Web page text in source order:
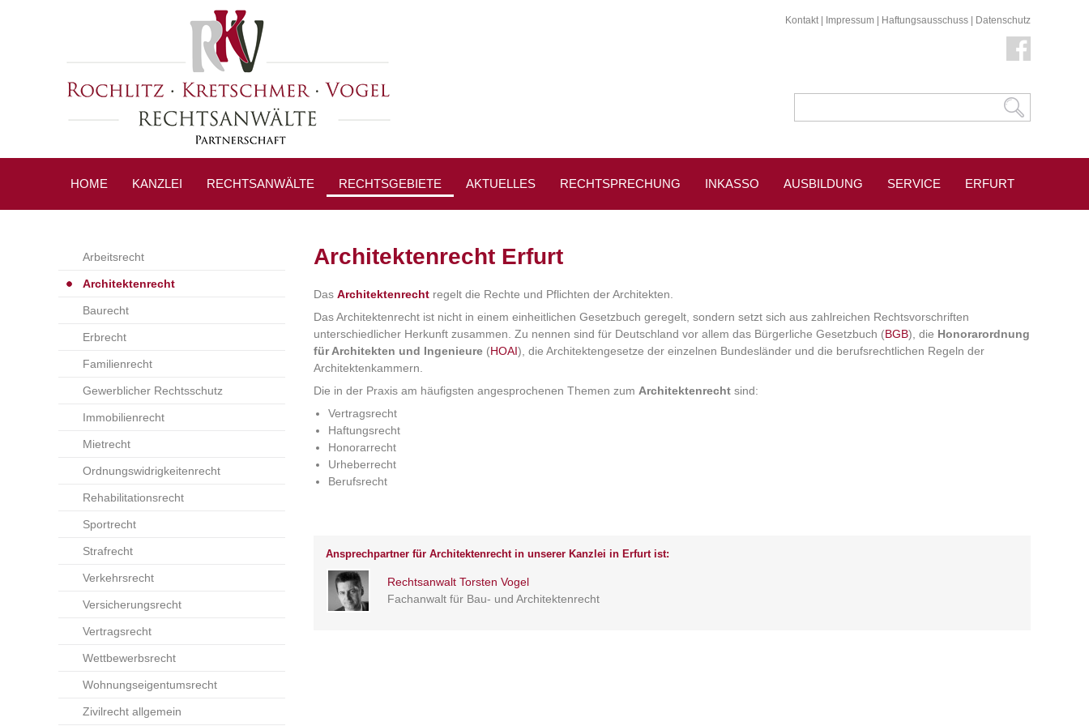
Kontakt| Impressum Haftungsausschuss Datenschutz
HOME KANZLEI RECHTSANWÄLTE RECHTSGEBIETE AKTUELLES RECHTSPRECHUNG INKASSO AUSBILDUNG SERVICE ERFURT
Arbeitsrecht
Architektenrecht
Baurecht
Erbrecht
Familienrecht
Gewerblicher Rechtsschutz
Immobilienrecht
Mietrecht
Ordnungswidrigkeitenrecht
Rehabilitationsrecht
Sportrecht
Strafrecht
Verkehrsrecht
Versicherungsrecht
Vertragsrecht
Wettbewerbsrecht
Wohnungseigentumsrecht
Zivilrecht allgemein
Architektenrecht Erfurt
Das Architektenrecht regelt die Rechte und Pflichten der Architekten.
Das Architektenrecht ist nicht in einem einheitlichen Gesetzbuch geregelt, sondern setzt sich aus zahlreichen Rechtsvorschriften
unterschiedlicher Herkunft zusammen. Zu nennen sind für Deutschland vor allem das Bürgerliche Gesetzbuch (BGB), die Honorarordnung
für Architekten und Ingenieure (HOAI), die Architektengesetze der einzelnen Bundesländer und die berufsrechtlichen Regeln der
Architektenkammern.
Die in der Praxis am häufigsten angesprochenen Themen zum Architektenrecht sind:
Vertragsrecht
Haftungsrecht
Honorarrecht
Urheberrecht
Berufsrecht
Ansprechpartner für Architektenrecht in unserer Kanzlei in Erfurt ist:
Rechtsanwalt Torsten Vogel
Fachanwalt für Bau- und Architektenrecht